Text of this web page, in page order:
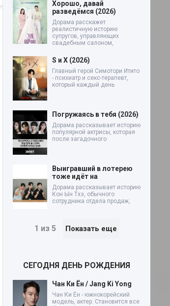
Хорошо, давай
разведёмся (2026)
Дорама расскажет
реалистичную историю
супругов, управляющих
свадебным салоном,
S и X (2026)
Главный герой Симотори Итито
- психиатр и секс-терапевт,
который каждый день
Погружаясь в тебя (2026)
Дорама рассказывает историю
популярной актрисы, которая
после загадочного
Выигравший в лотерею
тоже идёт на
Дорама рассказывает историю
Кон Ын Тхэ, обычного
сотрудника отдела продаж,
1 из 5 Показать еще
СЕГОДНЯ ДЕНЬ РОЖДЕНИЯ
Чан Ки Ён / Jang Ki Yong
Чан Ки Ён - южнокорейский
модель, актер. Становится все